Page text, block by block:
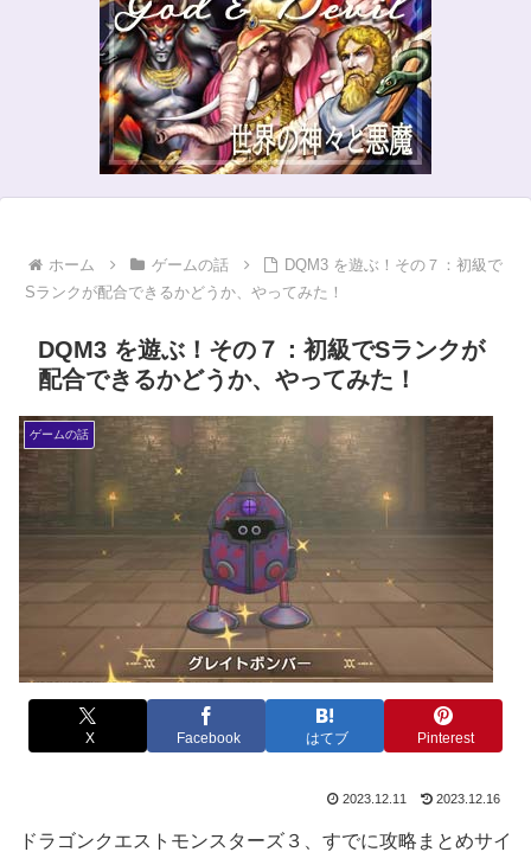
ホーム ゲームの話
DQM3 を遊ぶ！その７：初級で
Sランクが配合できるかどうか、やってみた！
DQM3 を遊ぶ！その７：初級でSランクが
配合できるかどうか、やってみた！
ゲームの話
X Facebook はてブ Pinterest
2023.12.11 2023.12.16
ドラゴンクエストモンスターズ３、すでに攻略まとめサイ